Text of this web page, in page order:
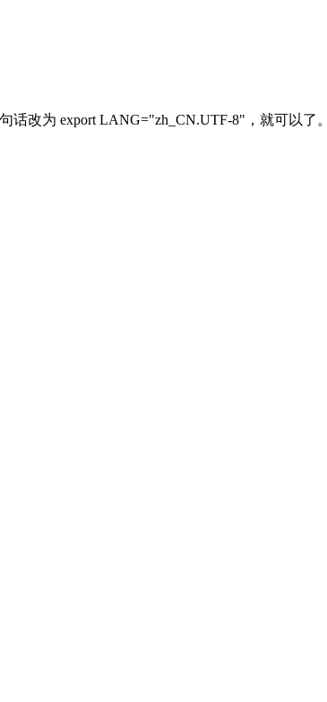
话改为 export LANG="zh_CN.UTF-8"，就可以了。